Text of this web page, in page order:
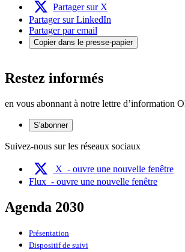
Partager sur X
Partager sur LinkedIn
Partager par email
Copier dans le presse-papier
Restez informés
en vous abonnant à notre lettre d’information
S'abonner
Suivez-nous sur les réseaux sociaux
X - ouvre une nouvelle fenêtre
Flux - ouvre une nouvelle fenêtre
Agenda 2030
Présentation
Dispositif de suivi